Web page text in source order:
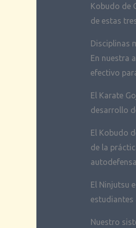
Kobudo de
de estas
Disciplinas
En nuestra
efectivo
El Karate
desarrollo
El Kobudo
de la
El Ninjutsu
estudiantes
Nuestro